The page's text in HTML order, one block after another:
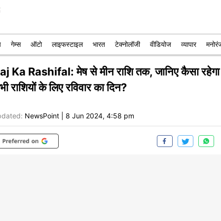
गेम्स ऑटो लाइफस्टाइल भारत टेक्नोलॉजी वीडियोज व्यापार
Ka Rashifal: मेष से मीन राशि तक, जानिए कैसा रहेगा
राशियों के लिए रविवार का दिन?
NewsPoint 8 Jun 2024, 4:58 pm